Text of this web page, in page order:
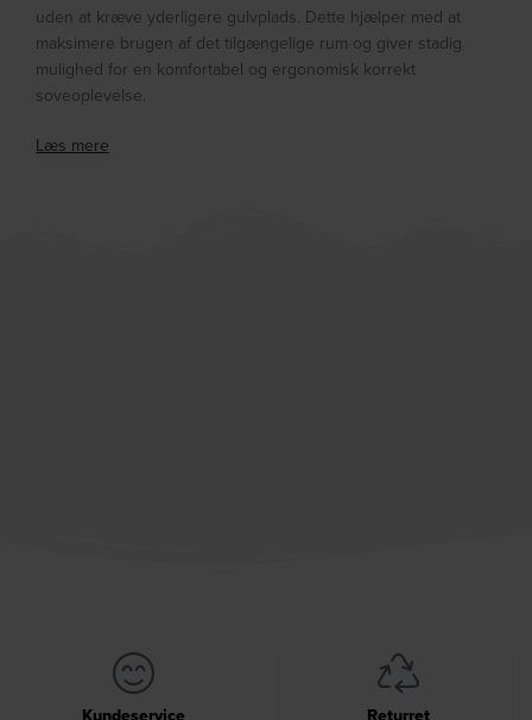
uden at kræve yderligere gulvplads. Dette hjælper med at
maksimere brugen af det tilgængelige rum og giver stadig
mulighed for en komfortabel og ergonomisk korrekt
soveoplevelse.
Læs mere